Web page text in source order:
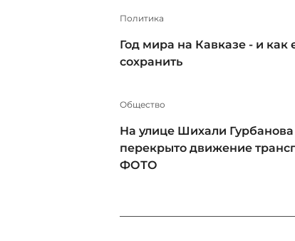
Политика
Год мира на Кавказе - и как
сохранить
Общество
На улице Шихали Гурбанова
перекрыто движение
ФОТО